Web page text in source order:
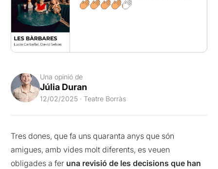
Una opinió de
Júlia Duran
12/02/2025 · Teatre Borràs
Tres dones, que fa uns quaranta anys que són
amigues, amb vides molt diferents, es veuen
obligades a fer una revisió de les decisions que han